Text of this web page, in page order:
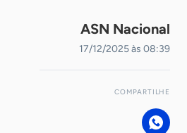
ASN Nacional
17/12/2025 às 08:39
COMPARTILHE